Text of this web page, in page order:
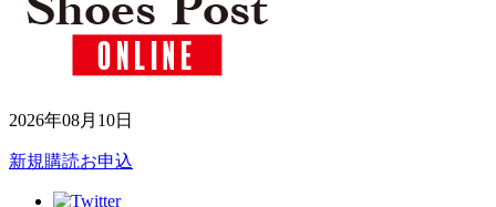
2026年08月10日
新規購読お申込